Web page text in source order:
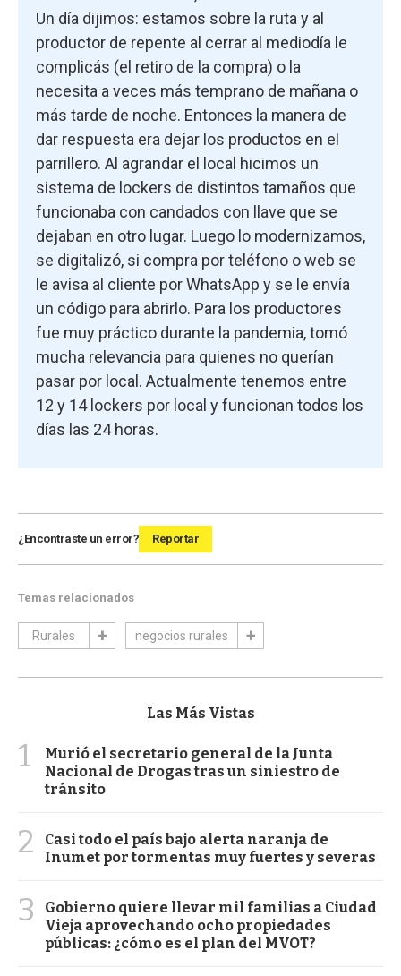
Un día dijimos: estamos sobre la ruta y al
productor de repente al cerrar al mediodía le
complicás (el retiro de la compra) o la
necesita a veces más temprano de mañana o
más tarde de noche. Entonces la manera de
dar respuesta era dejar los productos en el
parrillero. Al agrandar el local hicimos un
sistema de lockers de distintos tamaños que
funcionaba con candados con llave que se
dejaban en otro lugar. Luego lo modernizamos,
se digitalizó, si compra por teléfono o web se
le avisa al cliente por WhatsApp y se le envía
un código para abrirlo. Para los productores
fue muy práctico durante la pandemia, tomó
mucha relevancia para quienes no querían
pasar por local. Actualmente tenemos entre
12 y 14 lockers por local y funcionan todos los
días las 24 horas.
¿Encontraste un error? Reportar
Temas relacionados
Rurales negocios rurales
Las Más Vistas
1
Murió el secretario general de la Junta
Nacional de Drogas tras un siniestro de
tránsito
2
Casi todo el país bajo alerta naranja de
Inumet por tormentas muy fuertes y severas
3
Gobierno quiere llevar mil familias a Ciudad
Vieja aprovechando ocho propiedades
públicas: ¿cómo es el plan del MVOT?